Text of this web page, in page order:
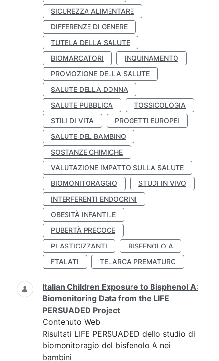
SICUREZZA ALIMENTARE
DIFFERENZE DI GENERE
TUTELA DELLA SALUTE
BIOMARCATORI
INQUINAMENTO
PROMOZIONE DELLA SALUTE
SALUTE DELLA DONNA
SALUTE PUBBLICA
TOSSICOLOGIA
STILI DI VITA
PROGETTI EUROPEI
SALUTE DEL BAMBINO
SOSTANZE CHIMICHE
VALUTAZIONE IMPATTO SULLA SALUTE
BIOMONITORAGGIO
STUDI IN VIVO
INTERFERENTI ENDOCRINI
OBESITÀ INFANTILE
PUBERTÀ PRECOCE
PLASTICIZZANTI
BISFENOLO A
FTALATI
TELARCA PREMATURO
Italian Children Exposure to Bisphenol A:
Biomonitoring Data from the LIFE
PERSUADED Project
Contenuto Web
Risultati LIFE PERSUADED dello studio di
biomonitoragio del bisfenolo A nei
bambini